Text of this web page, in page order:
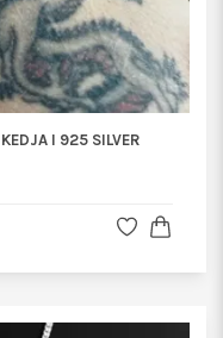
KEDJA I 925 SILVER